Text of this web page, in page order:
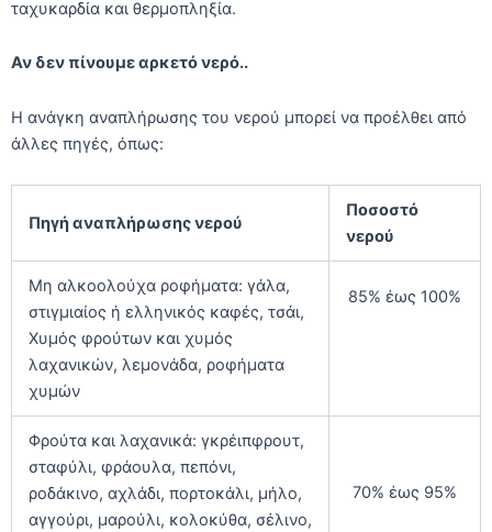
ταχυκαρδία και θερμοπληξία.
Αν δεν πίνουμε αρκετό νερό..
Η ανάγκη αναπλήρωσης του νερού μπορεί να προέλθει από
άλλες πηγές, όπως:
Πηγή αναπλήρωσης νερού
Ποσοστό
νερού
Μη αλκοολούχα ροφήματα: γάλα,
στιγμιαίος ή ελληνικός καφές, τσάι,
Χυμός φρούτων και χυμός
λαχανικών, λεμονάδα, ροφήματα
χυμών
85% έως 100%
Φρούτα και λαχανικά: γκρέιπφρουτ,
σταφύλι, φράουλα, πεπόνι,
ροδάκινο, αχλάδι, πορτοκάλι, μήλο,
αγγούρι, μαρούλι, κολοκύθα, σέλινο,
70% έως 95%